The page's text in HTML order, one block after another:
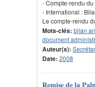
- Compte-rendu
- International :
Le compte-rendu
Mots-clés: bilan
document
Auteur(s):
Date: 2008
Remise de la